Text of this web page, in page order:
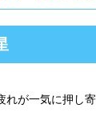
れが一気に押し